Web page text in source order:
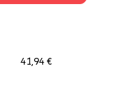
41,94 €